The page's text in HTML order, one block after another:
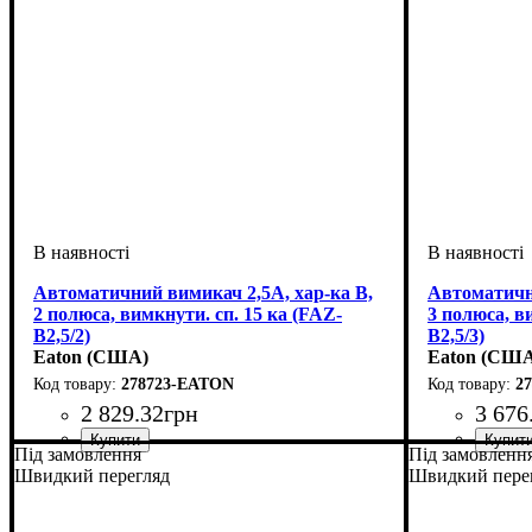
Автоматичний вимикач 2,5А, хар-ка В,
2 полюса, вимкнути. сп. 15 ка (FAZ-
B2,5/2)
Eaton (США)
278723-EATON
2 829.32грн
Виконання: Модульні
Обладнання: Автоматичний вимикач
Номінальний струм, А
Кількість полюсів
Вимикаюча характеристика
Вимикаюча здатність, kA
Струм: AC (змінний струм)
Тип монтажу
Серія: FAZ
3 полюса,
B2,5/3)
Eaton
3 676.
Виконання:
Обладнання
Кількість
Вимикаюча
Вимикаюча
Струм: AC
Тип
Серія: FAZ
Під замовлення
Швидкий перегляд
Під
Швидкий